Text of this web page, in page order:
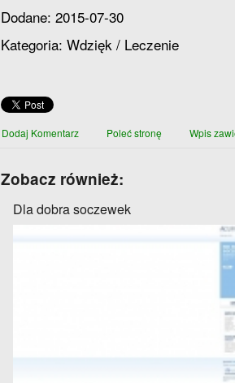
Dodane: 2015-07-30
Kategoria: Wdzięk / Leczenie
Dodaj Komentarz Poleć stronę Wpis
Zobacz również:
Dla dobra soczewek